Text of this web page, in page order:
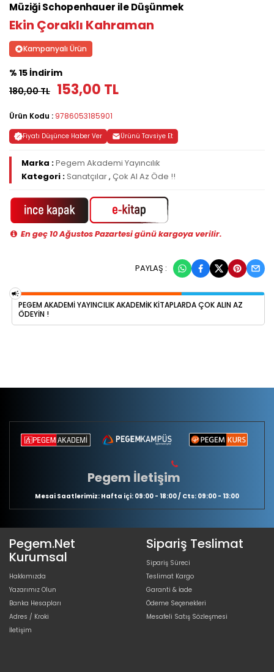
Müziği Schopenhauer ile Düşünmek
Ekin Çoraklı Kahraman
Kampanyalı Ürün
% 15 İndirim
180,00 TL 153,00 TL
Ürün Kodu : 9786053185901
Fiyatı Düşünce Haber Ver Ürünü Tavsiye Et
Marka :Pegem Akademi Yayıncılık
Kategori :Sanatçılar, Çok Al Az Öde !!
En geç 10 Ağustos Pazartesi günü kargoya verilir.
PAYLAŞ :
PEGEM AKADEMI YAYINCILIK AKADEMIK KITAPLARDA ÇOK ALIN AZ
ÖDEYIN !
Pegem İletişim
Mesai Saatlerimiz: Hafta içi: 09:00 - 18:00 / Cts: 09:00 - 13:00
Pegem.Net
Kurumsal
Hakkımızda
Yazarımız Olun
Banka Hesapları
Adres / Kroki
İletişim
Sipariş Teslimat
Sipariş Süreci
Teslimat Kargo
Garanti & İade
Ödeme Seçenekleri
Mesafeli Satış Sözleşmesi